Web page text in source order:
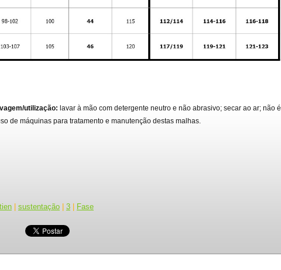
utilização: lavar à mão com detergente neutro e não abrasivo; secar ao ar; não é
de máquinas para tratamento e manutenção destas malhas.
sustentação 3 Fase